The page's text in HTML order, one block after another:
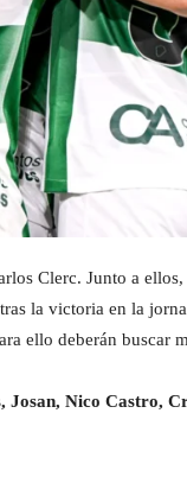
Clerc. Junto a
la victoria en la
ello deberán buscar
Josan, Nico Castro,